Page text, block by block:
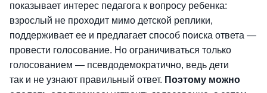
показывает интерес педагога к вопросу ребенка:
взрослый не проходит мимо детской реплики,
поддерживает ее и предлагает способ поиска ответа —
провести голосование. Но ограничиваться только
голосованием — псевдодемократично, ведь дети
так и не узнают правильный ответ. Поэтому можно